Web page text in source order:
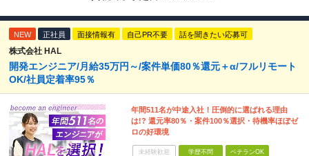
NEW 正社員 面接情報有 自己PR不要 話を聞きたい応募可
株式会社 HAL
開発エンジニア/月給35万円～/案件単価80％還元＋α/フルリモート
OK/社員定着率95％
年間511名が中途入社！圧倒的に選ばれる理由
は!? 還元率80％・案件100％選択・待機率ほぼゼ
ロの好環境
未経験歓迎 学歴不問 ベテランOK